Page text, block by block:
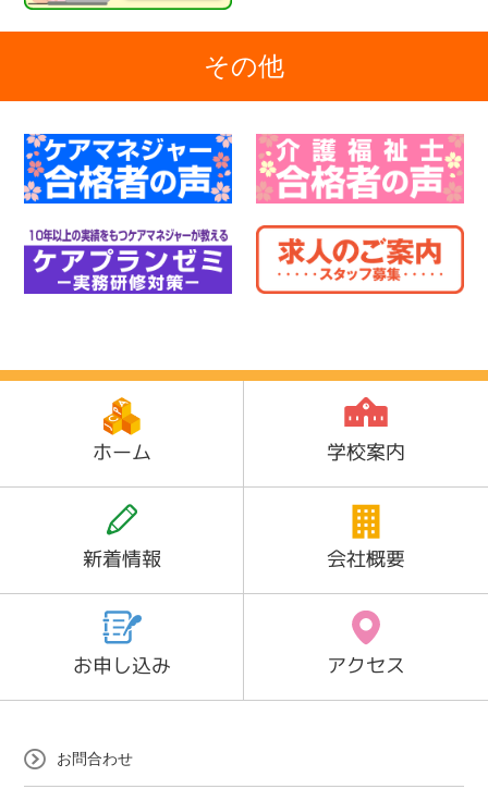
その他
ホーム 学校案内
新着情報 会社概要
お申し込み アクセス
お問合わせ